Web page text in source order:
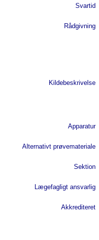
Svartid
Rådgivning
Kildebeskrivelse
Apparatur
Alternativt prøvemateriale
Sektion
Lægefagligt ansvarlig
Akkrediteret